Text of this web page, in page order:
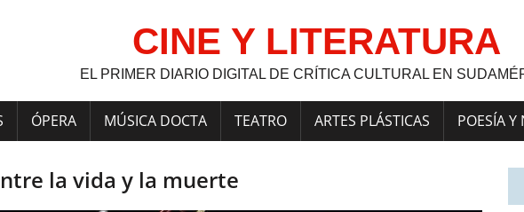
CINE Y LITERATURA
EL PRIMER DIARIO DIGITAL DE CRÍTICA CULTURAL EN
ÓPERA MÚSICA DOCTA TEATRO ARTES PLÁSTICAS POESÍA Y
la vida y la muerte